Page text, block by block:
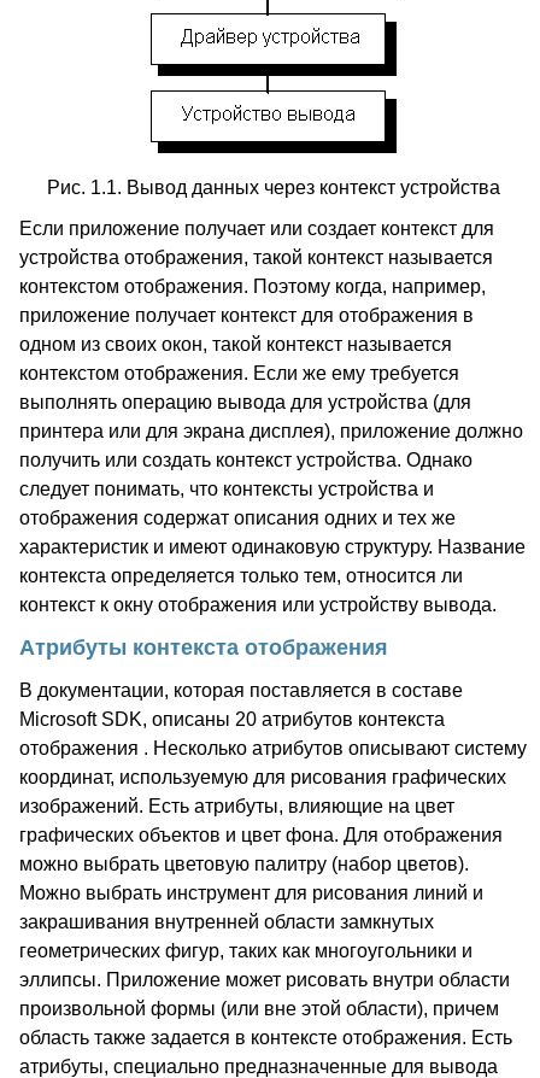
Рис. 1.1. Вывод данных через контекст устройства
Если приложение получает или создает контекст для
устройства отображения, такой контекст называется
контекстом отображения. Поэтому когда, например,
приложение получает контекст для отображения в
одном из своих окон, такой контекст называется
контекстом отображения. Если же ему требуется
выполнять операцию вывода для устройства (для
принтера или для экрана дисплея), приложение должно
получить или создать контекст устройства. Однако
следует понимать, что контексты устройства и
отображения содержат описания одних и тех же
характеристик и имеют одинаковую структуру. Название
контекста определяется только тем, относится ли
контекст к окну отображения или устройству вывода.
Атрибуты контекста отображения
В документации, которая поставляется в составе
Microsoft SDK, описаны 20 атрибутов контекста
отображения . Несколько атрибутов описывают систему
координат, используемую для рисования графических
изображений. Есть атрибуты, влияющие на цвет
графических объектов и цвет фона. Для отображения
можно выбрать цветовую палитру (набор цветов).
Можно выбрать инструмент для рисования линий и
закрашивания внутренней области замкнутых
геометрических фигур, таких как многоугольники и
эллипсы. Приложение может рисовать внутри области
произвольной формы (или вне этой области), причем
область также задается в контексте отображения. Есть
атрибуты, специально предназначенные для вывода